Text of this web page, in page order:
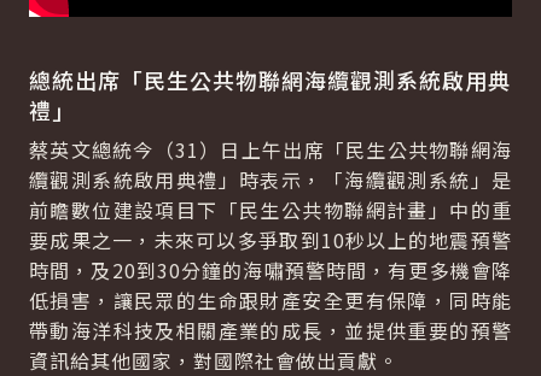
總統出席「民生公共物聯網海纜觀測系統啟用典
禮」
蔡英文總統今（31）日上午出席「民生公共物聯網海
纜觀測系統啟用典禮」時表示，「海纜觀測系統」是
前瞻數位建設項目下「民生公共物聯網計畫」中的重
要成果之一，未來可以多爭取到10秒以上的地震預警
時間，及20到30分鐘的海嘯預警時間，有更多機會降
低損害，讓民眾的生命跟財產安全更有保障，同時能
帶動海洋科技及相關產業的成長，並提供重要的預警
資訊給其他國家，對國際社會做出貢獻。